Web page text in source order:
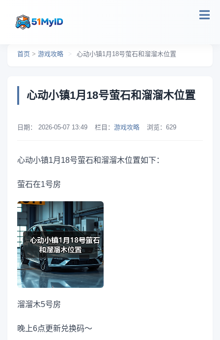
首页 > 游戏攻略 > 心动小镇1月18号萤石和溜溜木位置
心动小镇1月18号萤石和溜溜木位置
日期： 2026-05-07 13:49 栏目： 游戏攻略 浏览： 629
心动小镇1月18号萤石和溜溜木位置如下：
萤石在1号房
溜溜木5号房
晚上6点更新兑换码～